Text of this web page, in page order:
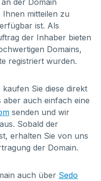
der Domain
mitteilen zu
ist. Als
der Inhaber bieten
Domains,
registriert wurden.
Sie diese direkt
auch einfach eine
senden und wir
Sobald der
erhalten Sie von uns
der Domain.
auch über Sedo